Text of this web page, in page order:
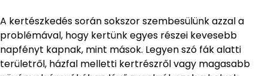
A kertészkedés során sokszor szembesülünk azzal a
problémával, hogy kertünk egyes részei kevesebb
napfényt kapnak, mint mások. Legyen szó fák alatti
területről, házfal melletti kertrészről vagy magasabb